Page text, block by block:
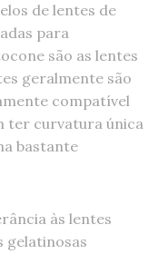
de lentes de
para
são as lentes
geralmente são
compatível
ter curvatura única
bastante
às lentes
gelatinosas